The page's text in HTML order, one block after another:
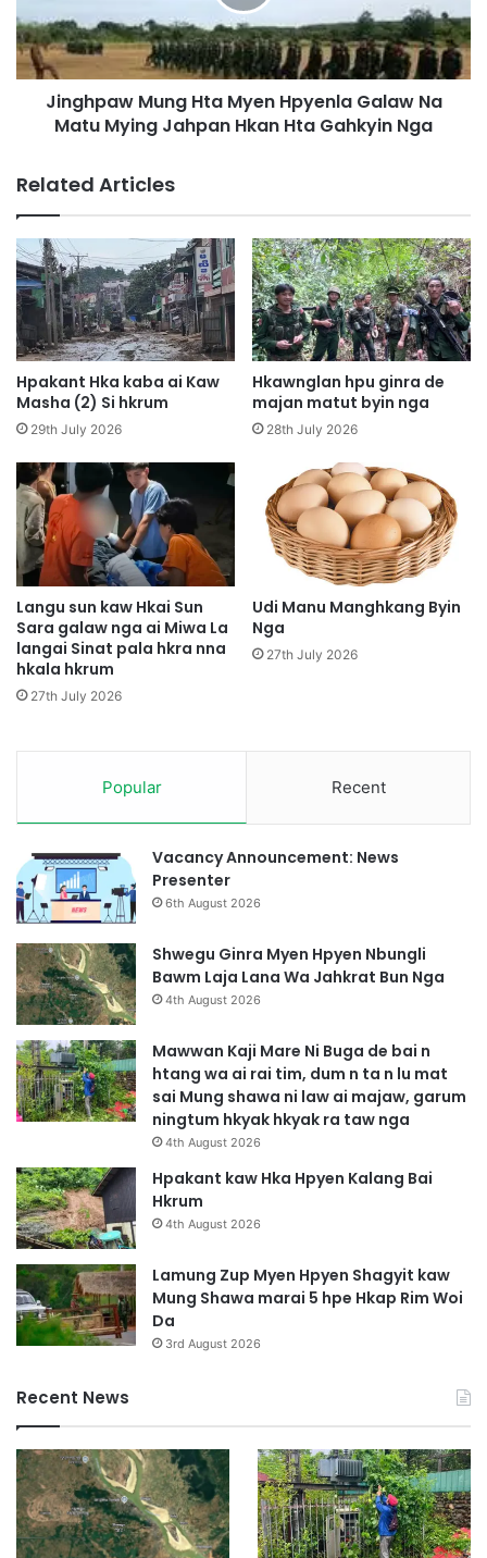
H
p
i
S
r
a
H
k
u
J
w
L
i
H
p
e
M
y
i
n
g
N
h
A
i
L
a
k
n
a
L
a
n
g
u
n
p
u
n
g
N
i
p
S
t
a
w
M
t
a
M
y
e
n
H
p
y
e
n
a
G
l
a
w
N
a
M
a
t
a
h
p
a
n
H
k
a
n
H
t
a
h
k
y
i
n
N
g
Jinghpaw Mung Hta Myen Hpyenla Galaw Na
Matu Mying Jahpan Hkan Hta Gahkyin Nga
Related Articles
Hpakant Hka kaba ai Kaw
Masha (2) Si hkrum
29th July 2026
Hkawnglan hpu ginra de
majan matut byin nga
28th July 2026
Langu sun kaw Hkai Sun
Sara galaw nga ai Miwa La
langai Sinat pala hkra nna
hkala hkrum
27th July 2026
Udi Manu Manghkang Byin
Nga
27th July 2026
Popular Recent
Vacancy Announcement: News
Presenter
6th August 2026
Shwegu Ginra Myen Hpyen Nbungli
Bawm Laja Lana Wa Jahkrat Bun Nga
4th August 2026
Mawwan Kaji Mare Ni Buga de bai n
htang wa ai rai tim, dum n ta n lu mat
sai Mung shawa ni law ai majaw, garum
ningtum hkyak hkyak ra taw nga
4th August 2026
Hpakant kaw Hka Hpyen Kalang Bai
Hkrum
4th August 2026
Lamung Zup Myen Hpyen Shagyit kaw
Mung Shawa marai 5 hpe Hkap Rim Woi
Da
3rd August 2026
Recent News